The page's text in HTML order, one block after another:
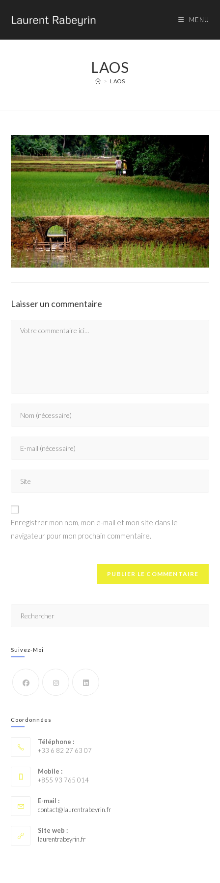
MENU
LAOS
> LAOS
Laisser un commentaire
Enregistrer mon nom, mon e-mail et mon site dans le
navigateur pour mon prochain commentaire.
Suivez-Moi
Coordonnées
Téléphone :
+33 6 82 27 63 07
Mobile :
+855 93 765 014
E-mail :
contact@laurentrabeyrin.fr
Site web :
laurentrabeyrin.fr